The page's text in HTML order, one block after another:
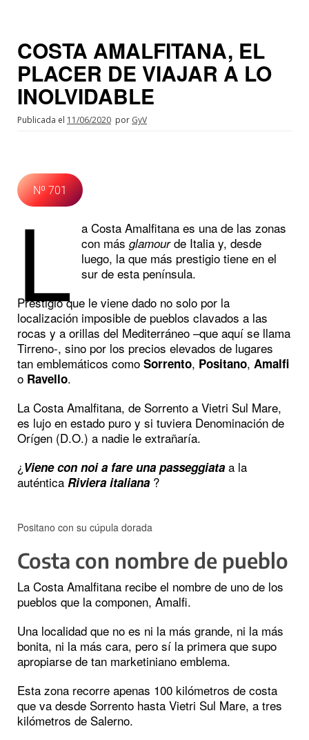
COSTA AMALFITANA, EL
PLACER DE VIAJAR A LO
INOLVIDABLE
Publicada el 11/06/2020 por GyV
Nº 701
L
a Costa Amalfitana es una de las zonas
con másglamourde Italia y, desde
luego, la que más prestigio tiene en el
sur de esta península.
Prestigio que le viene dado no solo por la
localización imposible de pueblos clavados a las
rocas y a orillas del Mediterráneo –que aquí se llama
Tirreno-, sino por los precios elevados de lugares
tan emblemáticos como Sorrento, Positano, Amalfi
o Ravello.
La Costa Amalfitana, de Sorrento a Vietri Sul Mare,
es lujo en estado puro y si tuviera Denominación de
Orígen (D.O.) a nadie le extrañaría.
¿ Viene con noi a fare una passeggiata a la
auténtica Riviera italiana ?
Positano con su cúpula dorada
Costa con nombre de pueblo
La Costa Amalfitana recibe el nombre de uno de los
pueblos que la componen, Amalfi.
Una localidad que no es ni la más grande, ni la más
bonita, ni la más cara, pero sí la primera que supo
apropiarse de tan marketiniano emblema.
Esta zona recorre apenas 100 kilómetros de costa
que va desde Sorrento hasta Vietri Sul Mare, a tres
kilómetros de Salerno.